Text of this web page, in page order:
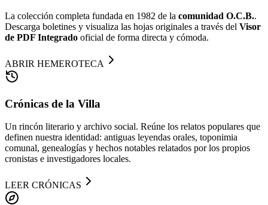
La colección completa fundada en 1982 de la comunidad O.C.B..
Descarga boletines y visualiza las hojas originales a través del Visor
de PDF Integrado oficial de forma directa y cómoda.
ABRIR HEMEROTECA
Crónicas de la Villa
Un rincón literario y archivo social. Reúne los relatos populares que
definen nuestra identidad: antiguas leyendas orales, toponimia
comunal, genealogías y hechos notables relatados por los propios
cronistas e investigadores locales.
LEER CRÓNICAS